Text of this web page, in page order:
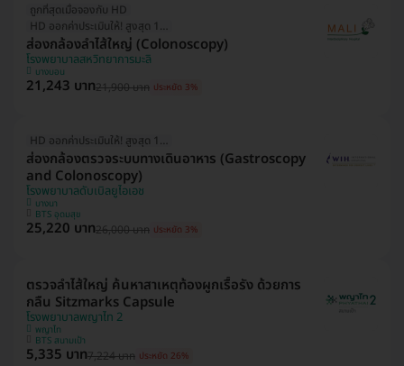
ถูกที่สุดเมื่อจองกับ HD
HD ออกค่าประเมินให้! สูงสุด 1000 บ.
ส่องกล้องลำไส้ใหญ่ (Colonoscopy)
โรงพยาบาลสหวิทยาการมะลิ
บางบอน
21,243 บาท21,900 บาท ประหยัด 3%
HD ออกค่าประเมินให้! สูงสุด 1500 บ.
ส่องกล้องตรวจระบบทางเดินอาหาร (Gastroscopy
and Colonoscopy)
โรงพยาบาลดับเบิลยูไอเอช
บางนา
BTS อุดมสุข
25,220 บาท26,000 บาท ประหยัด 3%
ตรวจลำไส้ใหญ่ ค้นหาสาเหตุท้องผูกเรื้อรัง ด้วยการ
กลืน Sitzmarks Capsule
โรงพยาบาลพญาไท 2
พญาไท
BTS สนามเป้า
5,335 บาท7,224 บาท ประหยัด 26%